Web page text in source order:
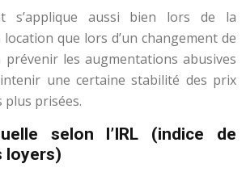
s’applique aussi bien lors de la
que lors d’un changement de
prévenir les augmentations abusives
une certaine stabilité des prix
plus prisées.
selon l’IRL (indice de
loyers)